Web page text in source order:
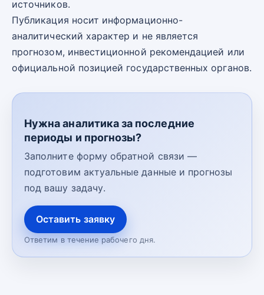
источников.
Публикация носит информационно-
аналитический характер и не является
прогнозом, инвестиционной рекомендацией или
официальной позицией государственных органов.
Нужна аналитика за последние
периоды и прогнозы?
Заполните форму обратной связи —
подготовим актуальные данные и прогнозы
под вашу задачу.
Оставить заявку
Ответим в течение рабочего дня.